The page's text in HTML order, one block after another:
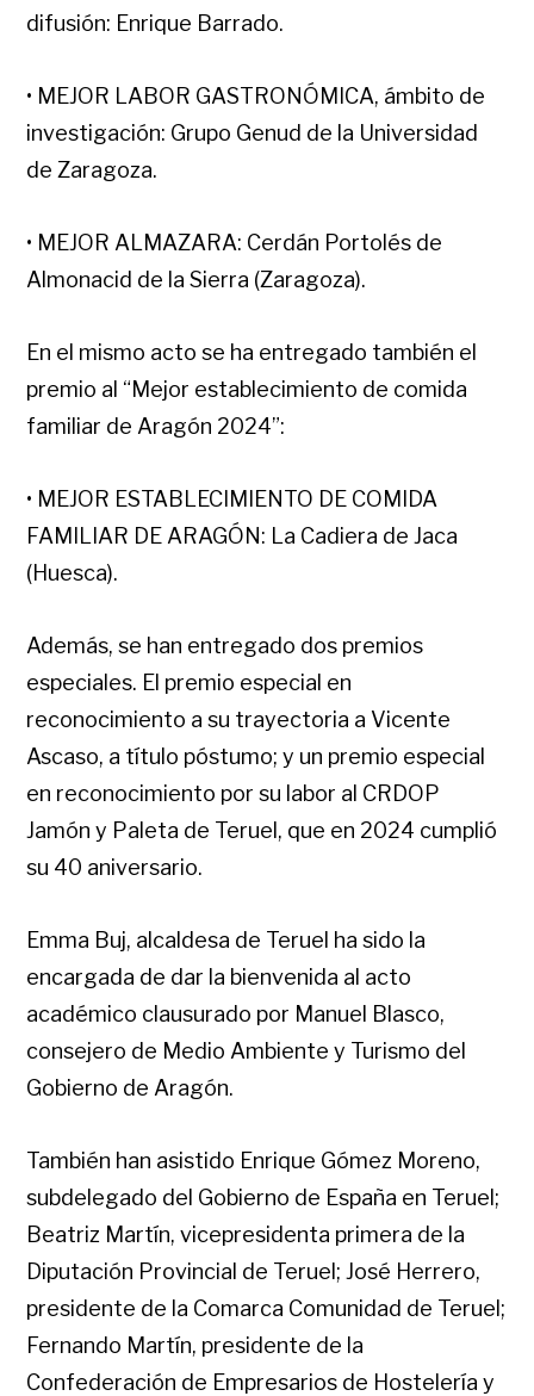
difusión: Enrique Barrado.
• MEJOR LABOR GASTRONÓMICA, ámbito de
investigación: Grupo Genud de la Universidad
de Zaragoza.
• MEJOR ALMAZARA: Cerdán Portolés de
Almonacid de la Sierra (Zaragoza).
En el mismo acto se ha entregado también el
premio al “Mejor establecimiento de comida
familiar de Aragón 2024”:
• MEJOR ESTABLECIMIENTO DE COMIDA
FAMILIAR DE ARAGÓN: La Cadiera de Jaca
(Huesca).
Además, se han entregado dos premios
especiales. El premio especial en
reconocimiento a su trayectoria a Vicente
Ascaso, a título póstumo; y un premio especial
en reconocimiento por su labor al CRDOP
Jamón y Paleta de Teruel, que en 2024 cumplió
su 40 aniversario.
Emma Buj, alcaldesa de Teruel ha sido la
encargada de dar la bienvenida al acto
académico clausurado por Manuel Blasco,
consejero de Medio Ambiente y Turismo del
Gobierno de Aragón.
También han asistido Enrique Gómez Moreno,
subdelegado del Gobierno de España en Teruel;
Beatriz Martín, vicepresidenta primera de la
Diputación Provincial de Teruel; José Herrero,
presidente de la Comarca Comunidad de Teruel;
Fernando Martín, presidente de la
Confederación de Empresarios de Hostelería y